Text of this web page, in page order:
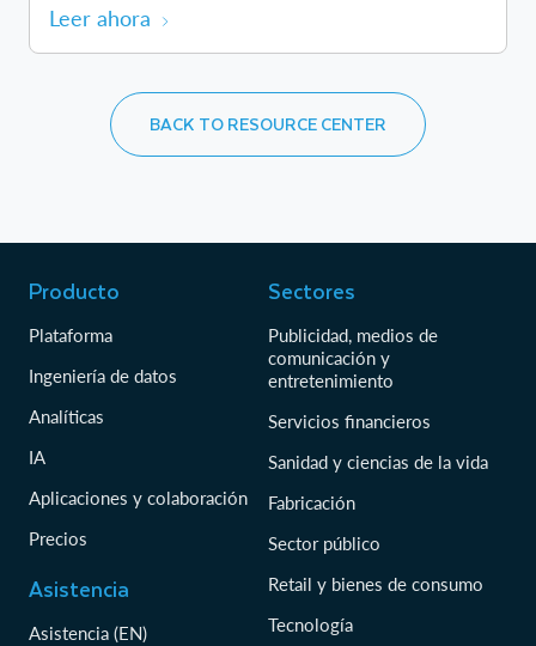
Leer ahora
BACK TO RESOURCE CENTER
Producto
Plataforma
Ingeniería de datos
Analíticas
IA
Aplicaciones y colaboración
Precios
Asistencia
Asistencia (EN)
Sectores
Publicidad, medios de
comunicación y
entretenimiento
Servicios financieros
Sanidad y ciencias de la vida
Fabricación
Sector público
Retail y bienes de consumo
Tecnología